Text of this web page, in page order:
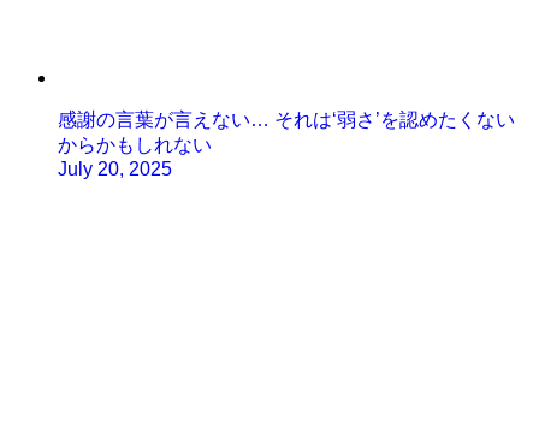
感謝の言葉が言えない… それは‘弱さ’を認めたくない
からかもしれない
July 20, 2025